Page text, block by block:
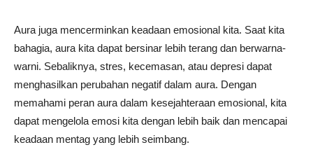
Aura juga mencerminkan keadaan emosional kita. Saat kita
bahagia, aura kita dapat bersinar lebih terang dan berwarna-
warni. Sebaliknya, stres, kecemasan, atau depresi dapat
menghasilkan perubahan negatif dalam aura. Dengan
memahami peran aura dalam kesejahteraan emosional, kita
dapat mengelola emosi kita dengan lebih baik dan mencapai
keadaan mentag yang lebih seimbang.